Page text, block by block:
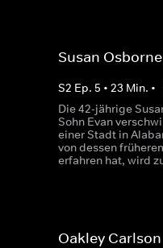
Susan
S2 Ep. 5 • 23 Min. •
Die 42-jährige
Sohn Evan
einer Stadt in
von dessen
erfahren hat, wird
Oakley Carlson